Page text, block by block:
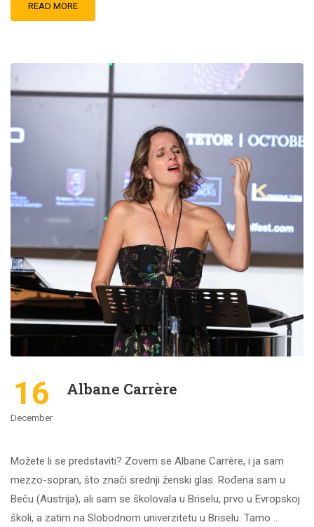
READ MORE
16
December
Albane Carrère
Možete li se predstaviti? Zovem se Albane Carrère, i ja sam
mezzo-sopran, što znači srednji ženski glas. Rođena sam u
Beču (Austrija), ali sam se školovala u Briselu, prvo u Evropskoj
školi, a zatim na Slobodnom univerzitetu u Briselu. Tamo …